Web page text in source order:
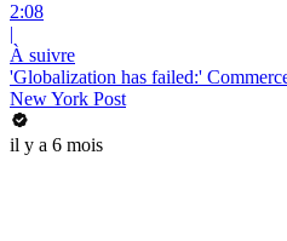
2:08
|
À suivre
'Globalization has failed:'
New York Post
il y a 6 mois